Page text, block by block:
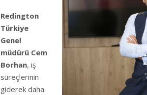
Redington
Türkiye
Genel
müdürü Cem
Borhan, iş
süreçlerinin
giderek daha